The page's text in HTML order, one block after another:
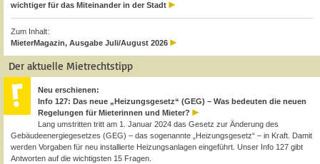
wichtiger für das Miteinander in der Stadt
Zum Inhalt:
MieterMagazin, Ausgabe Juli/August 2026
Der aktuelle Mietrechtstipp
Neu erschienen:
Info 127: Das neue „Heizungsgesetz“ (GEG) – Was bedeuten die neuen
Regelungen für Mieterinnen und Mieter?
Lang umstritten tritt am 1. Januar 2024 das Gesetz zur Änderung des
Gebäudeenergiegesetzes (GEG) – das sogenannte „Heizungsgesetz“ – in Kraft. Damit
werden Vorgaben für neu installierte Heizungsanlagen eingeführt. Unser Info 127 gibt
Antworten auf die wichtigsten 15 Fragen.